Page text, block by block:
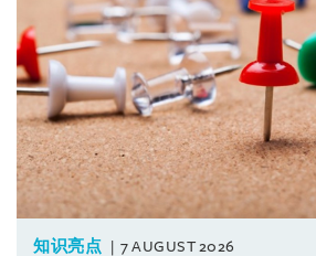
知识亮点 7 AUGUST 2026